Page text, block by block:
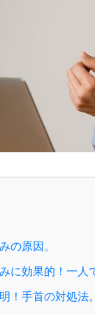
の原因。
に効果的！一人
！手首の対処法